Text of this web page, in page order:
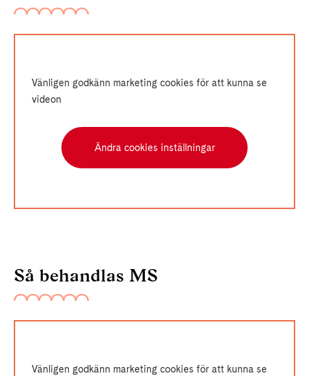
Vänligen godkänn marketing cookies för att kunna se
videon
Ändra cookies inställningar
Så behandlas MS
Vänligen godkänn marketing cookies för att kunna se